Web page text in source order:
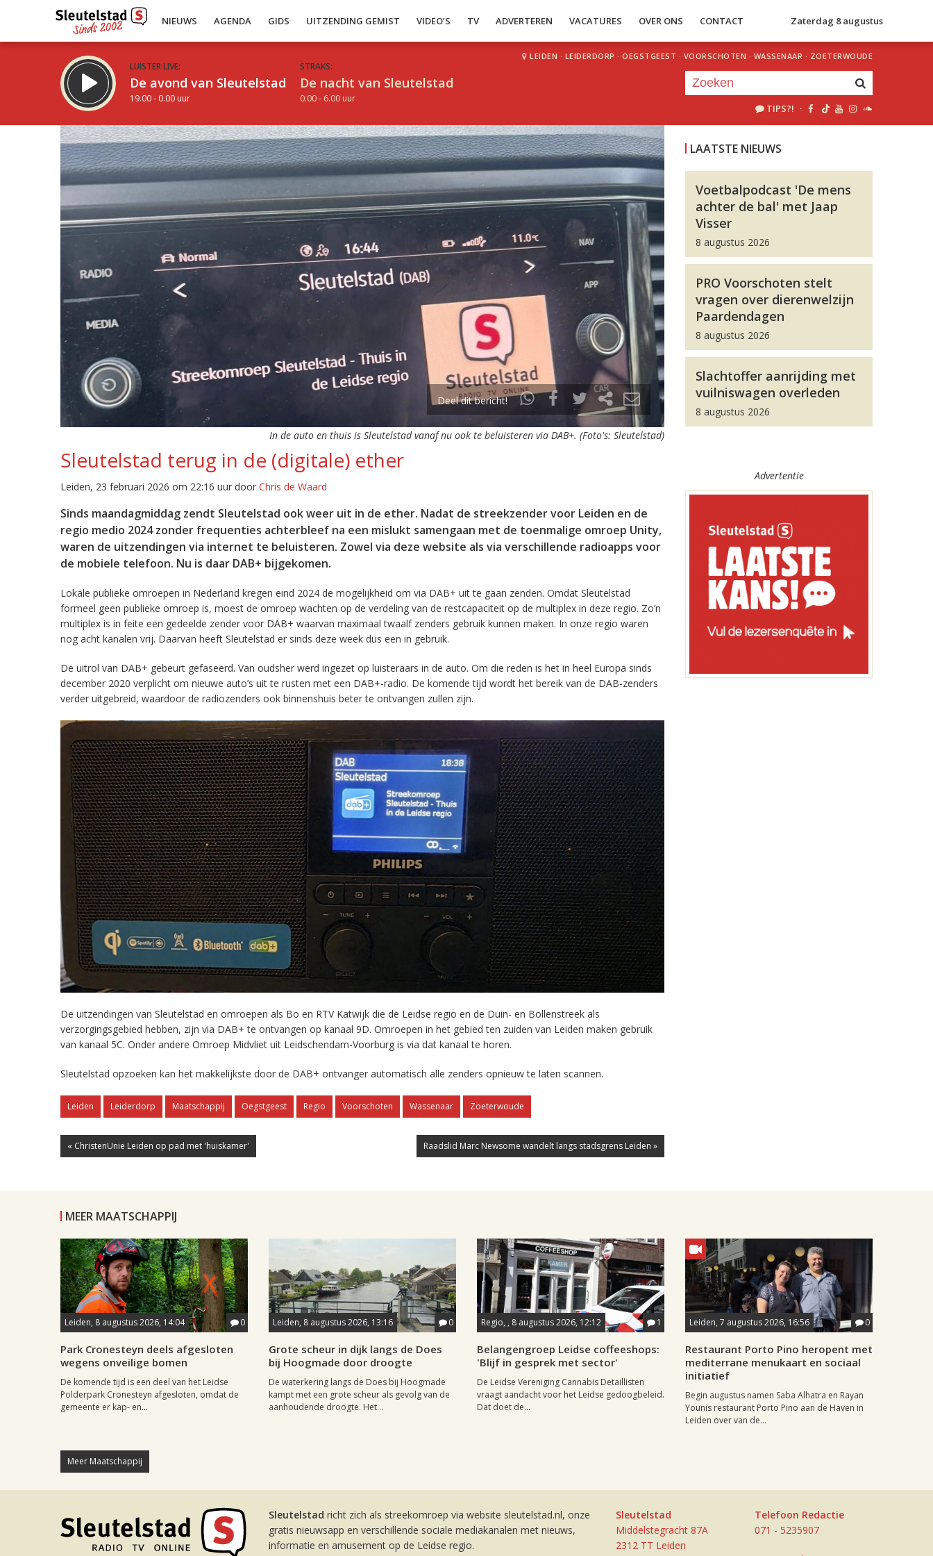
NIEUWS AGENDA GIDS UITZENDING GEMIST VIDEO’S TV ADVERTEREN VACATURES OVER ONS CONTACT Zaterdag 8 augustus
LUISTER LIVE:
De avond van Sleutelstad
19.00 - 0.00 uur
STRAKS:
De nacht van Sleutelstad
0.00 - 6.00 uur
LEIDEN · LEIDERDORP · OEGSTGEEST · VOORSCHOTEN · WASSENAAR · ZOETERWOUDE
TIPS?! ·
Deel dit bericht!
In de auto en thuis is Sleutelstad vanaf nu ook te beluisteren via DAB+. (Foto's: Sleutelstad)
Sleutelstad terug in de (digitale) ether
Leiden, 23 februari 2026 om 22:16 uur door Chris de Waard
Sinds maandagmiddag zendt Sleutelstad ook weer uit in de ether. Nadat de streekzender voor Leiden en de
regio medio 2024 zonder frequenties achterbleef na een mislukt samengaan met de toenmalige omroep Unity,
waren de uitzendingen via internet te beluisteren. Zowel via deze website als via verschillende radioapps voor
de mobiele telefoon. Nu is daar DAB+ bijgekomen.
Lokale publieke omroepen in Nederland kregen eind 2024 de mogelijkheid om via DAB+ uit te gaan zenden. Omdat Sleutelstad
formeel geen publieke omroep is, moest de omroep wachten op de verdeling van de restcapaciteit op de multiplex in deze regio. Zo’n
multiplex is in feite een gedeelde zender voor DAB+ waarvan maximaal twaalf zenders gebruik kunnen maken. In onze regio waren
nog acht kanalen vrij. Daarvan heeft Sleutelstad er sinds deze week dus een in gebruik.
De uitrol van DAB+ gebeurt gefaseerd. Van oudsher werd ingezet op luisteraars in de auto. Om die reden is het in heel Europa sinds
december 2020 verplicht om nieuwe auto’s uit te rusten met een DAB+-radio. De komende tijd wordt het bereik van de DAB-zenders
verder uitgebreid, waardoor de radiozenders ook binnenshuis beter te ontvangen zullen zijn.
De uitzendingen van Sleutelstad en omroepen als Bo en RTV Katwijk die de Leidse regio en de Duin- en Bollenstreek als
verzorgingsgebied hebben, zijn via DAB+ te ontvangen op kanaal 9D. Omroepen in het gebied ten zuiden van Leiden maken gebruik
van kanaal 5C. Onder andere Omroep Midvliet uit Leidschendam-Voorburg is via dat kanaal te horen.
Sleutelstad opzoeken kan het makkelijkste door de DAB+ ontvanger automatisch alle zenders opnieuw te laten scannen.
Leiden Leiderdorp Maatschappij Oegstgeest Regio Voorschoten Wassenaar Zoeterwoude
« ChristenUnie Leiden op pad met 'huiskamer' Raadslid Marc Newsome wandelt langs stadsgrens Leiden »
LAATSTE NIEUWS
Voetbalpodcast 'De mens
achter de bal' met Jaap
Visser
8 augustus 2026
PRO Voorschoten stelt
vragen over dierenwelzijn
Paardendagen
8 augustus 2026
Slachtoffer aanrijding met
vuilniswagen overleden
8 augustus 2026
Advertentie
MEER MAATSCHAPPIJ
Leiden, 8 augustus 2026, 14:04 0
Park Cronesteyn deels afgesloten
wegens onveilige bomen
De komende tijd is een deel van het Leidse
Polderpark Cronesteyn afgesloten, omdat de
gemeente er kap- en...
Leiden, 8 augustus 2026, 13:16 0
Grote scheur in dijk langs de Does
bij Hoogmade door droogte
De waterkering langs de Does bij Hoogmade
kampt met een grote scheur als gevolg van de
aanhoudende droogte. Het...
Regio, , 8 augustus 2026, 12:12 1
Belangengroep Leidse coffeeshops:
'Blijf in gesprek met sector'
De Leidse Vereniging Cannabis Detaillisten
vraagt aandacht voor het Leidse gedoogbeleid.
Dat doet de...
Leiden, 7 augustus 2026, 16:56 0
Restaurant Porto Pino heropent met
mediterrane menukaart en sociaal
initiatief
Begin augustus namen Saba Alhatra en Rayan
Younis restaurant Porto Pino aan de Haven in
Leiden over van de...
Meer Maatschappij
Sleutelstad richt zich als streekomroep via website sleutelstad.nl, onze
gratis nieuwsapp en verschillende sociale mediakanalen met nieuws,
informatie en amusement op de Leidse regio.
Sleutelstad
Middelstegracht 87A
2312 TT Leiden
Telefoon Redactie
071 - 5235907